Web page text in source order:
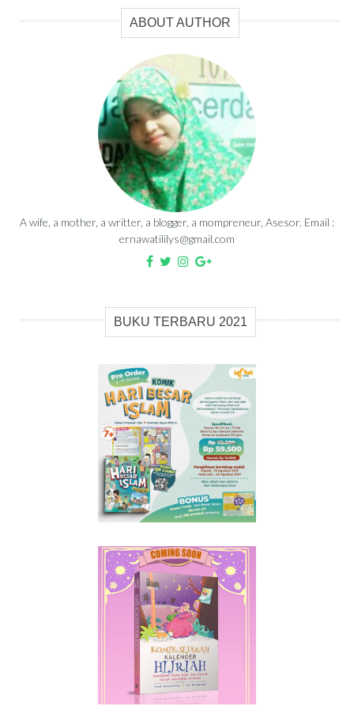
ABOUT AUTHOR
A wife, a mother, a writter, a blogger, a mompreneur, Asesor. Email :
ernawatililys@gmail.com
BUKU TERBARU 2021